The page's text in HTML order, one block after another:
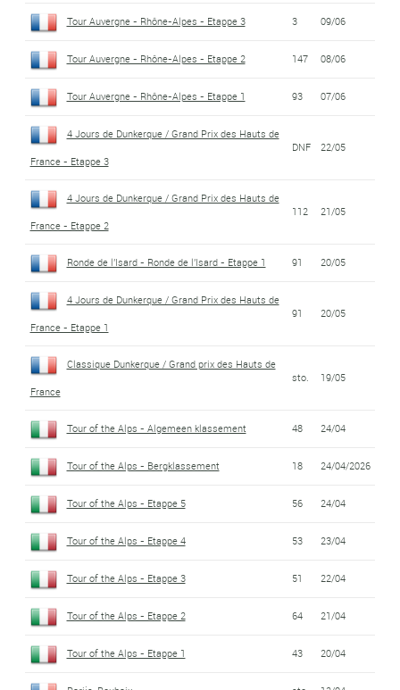
Tour Auvergne - Rhône-Alpes - Etappe 3 3 09/06
Tour Auvergne - Rhône-Alpes - Etappe 2 147 08/06
Tour Auvergne - Rhône-Alpes - Etappe 1 93 07/06
4 Jours de Dunkerque / Grand Prix des Hauts de
France - Etappe 3
DNF 22/05
4 Jours de Dunkerque / Grand Prix des Hauts de
France - Etappe 2
112 21/05
Ronde de l'Isard - Ronde de l'Isard - Etappe 1 91 20/05
4 Jours de Dunkerque / Grand Prix des Hauts de
France - Etappe 1
91 20/05
Classique Dunkerque / Grand prix des Hauts de
France
sto. 19/05
Tour of the Alps - Algemeen klassement 48 24/04
Tour of the Alps - Bergklassement 18 24/04/2026
Tour of the Alps - Etappe 5 56 24/04
Tour of the Alps - Etappe 4 53 23/04
Tour of the Alps - Etappe 3 51 22/04
Tour of the Alps - Etappe 2 64 21/04
Tour of the Alps - Etappe 1 43 20/04